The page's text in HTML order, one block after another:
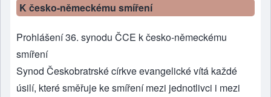
K česko-německému smíření
Prohlášení 36. synodu ČCE k česko-německému
smíření
Synod Českobratrské církve evangelické vítá každé
úsilí, které směřuje ke smíření mezi jednotlivci i mezi